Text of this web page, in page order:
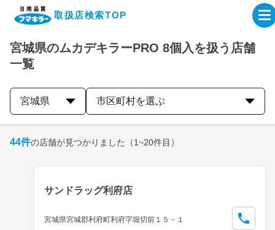
取扱店検索TOP
企業・IR情報サイト
製品情報サイト
取扱店検索はこちら
宮城県のムカデキラーPRO 8個入を扱う店舗
一覧
宮城県 市区町村を選ぶ
44件の店舗が見つかりました （1~20件目）
サンドラッグ利府店
宮城県宮城郡利府町利府字堀切前１５－１